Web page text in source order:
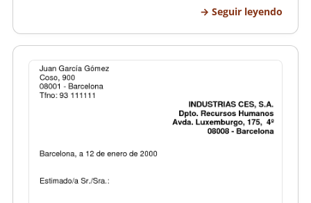
importancia . Las diemnsiones de la ficha son de
12.5 cm de a…
Seguir leyendo